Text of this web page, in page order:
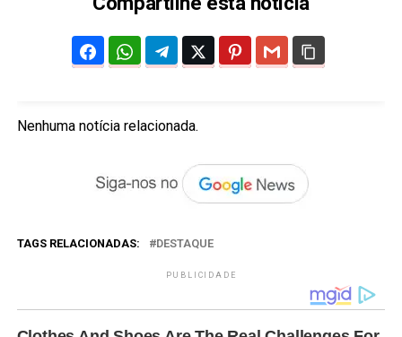
Nenhuma notícia relacionada.
TAGS RELACIONADAS: DESTAQUE
PUBLICIDADE